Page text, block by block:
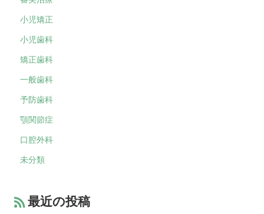
小児矯正
小児歯科
矯正歯科
一般歯科
予防歯科
顎関節症
口腔外科
未分類
最近の投稿